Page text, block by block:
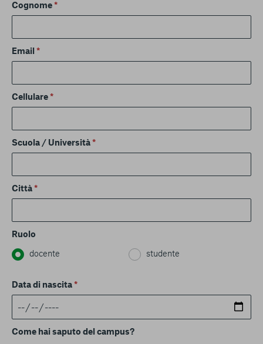
Cognome*
Email*
Cellulare*
Scuola / Università*
Città*
Ruolo
docente
studente
Data di nascita*
Come hai saputo del campus?